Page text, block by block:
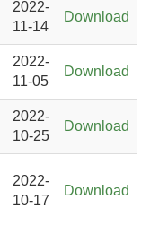
2022-
11-14
Download
2022-
11-05
Download
2022-
10-25
Download
2022-
10-17
Download